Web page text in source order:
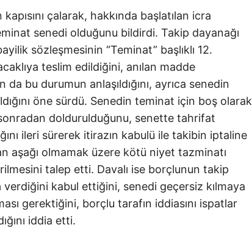
çalarak, hakkında başlatılan icra
senedi olduğunu bildirdi. Takip dayanağı
sözleşmesinin “Teminat” başlıklı 12.
teslim edildiğini, anılan madde
bu durumun anlaşıldığını, ayrıca senedin
öne sürdü. Senedin teminat için boş olarak
doldurulduğunu, senette tahrifat
ileri sürerek itirazın kabulü ile takibin iptaline
aşağı olmamak üzere kötü niyet tazminatı
talep etti. Davalı ise borçlunun takip
kabul ettiğini, senedi geçersiz kılmaya
gerektiğini, borçlu tarafın iddiasını ispatlar
iddia etti.